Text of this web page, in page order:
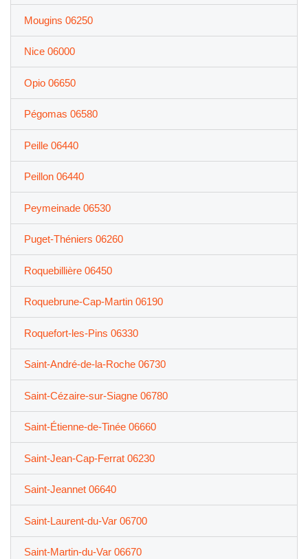
Mougins 06250
Nice 06000
Opio 06650
Pégomas 06580
Peille 06440
Peillon 06440
Peymeinade 06530
Puget-Théniers 06260
Roquebillière 06450
Roquebrune-Cap-Martin 06190
Roquefort-les-Pins 06330
Saint-André-de-la-Roche 06730
Saint-Cézaire-sur-Siagne 06780
Saint-Étienne-de-Tinée 06660
Saint-Jean-Cap-Ferrat 06230
Saint-Jeannet 06640
Saint-Laurent-du-Var 06700
Saint-Martin-du-Var 06670